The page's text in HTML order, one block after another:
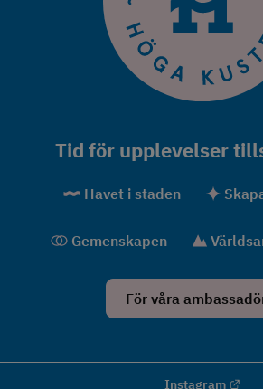
Tid för upplevelser
Havet i staden
Gemenskapen
För våra
Instagram